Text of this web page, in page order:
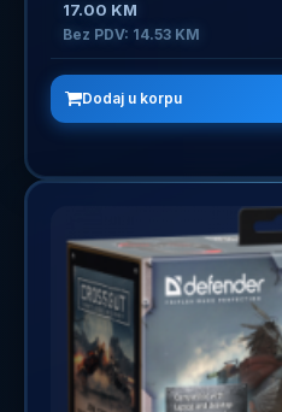
17.00 KM
Bez PDV: 14.53 KM
Dodaj u korpu